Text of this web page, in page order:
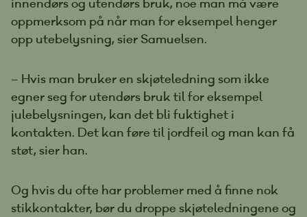
innendørs og utendørs bruk, noe man må være
oppmerksom på når man for eksempel henger
opp utebelysning, sier Samuelsen.
– Hvis man bruker en skjøteledning som ikke
egner seg for utendørs bruk til for eksempel
julebelysningen, kan det bli fuktighet i
kontakten. Det kan føre til jordfeil og man kan få
støt, sier han.
Og hvis du ofte har problemer med å finne nok
stikkontakter, bør du droppe skjøteledningene og